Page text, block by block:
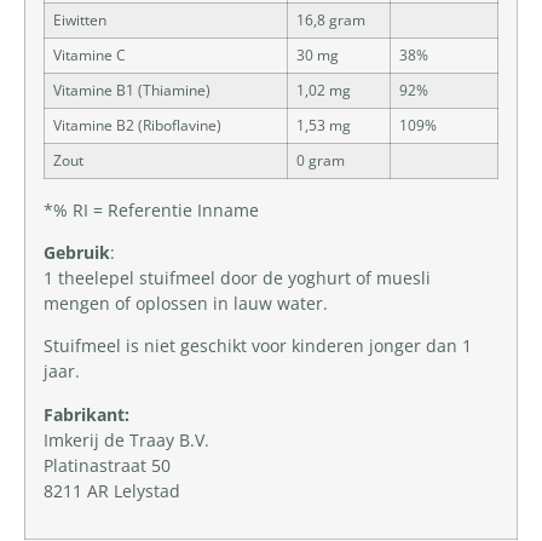
Eiwitten
16,8 gram
Vitamine C
30 mg
38%
Vitamine B1 (Thiamine)
1,02 mg
92%
Vitamine B2 (Riboflavine)
1,53 mg
109%
Zout
0 gram
*% RI = Referentie Inname
Gebruik:
1 theelepel stuifmeel door de yoghurt of muesli
mengen of oplossen in lauw water.
Stuifmeel is niet geschikt voor kinderen jonger dan 1
jaar.
Fabrikant:
Imkerij de Traay B.V.
Platinastraat 50
8211 AR Lelystad